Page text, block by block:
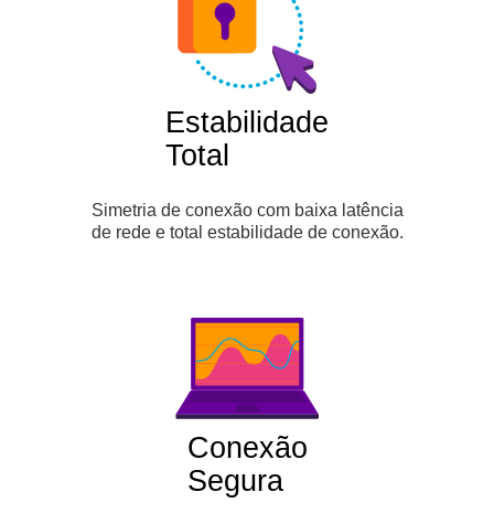
Estabilidade
Total
Simetria de conexão com baixa latência
de rede e total estabilidade de conexão.
Conexão
Segura